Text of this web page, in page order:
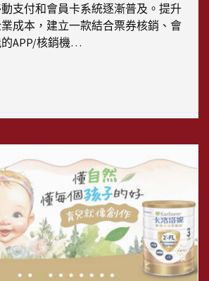
支付和會員卡系統逐漸普及。提升
成本，建立一款結合票券核銷、會
APP/核銷機…